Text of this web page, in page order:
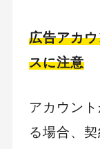
広告アカ
スに注意
アカウン
る場合、